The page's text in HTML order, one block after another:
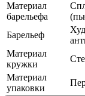
Материал
барельефа
Барельеф
Материал
кружки
Материал
упаковки